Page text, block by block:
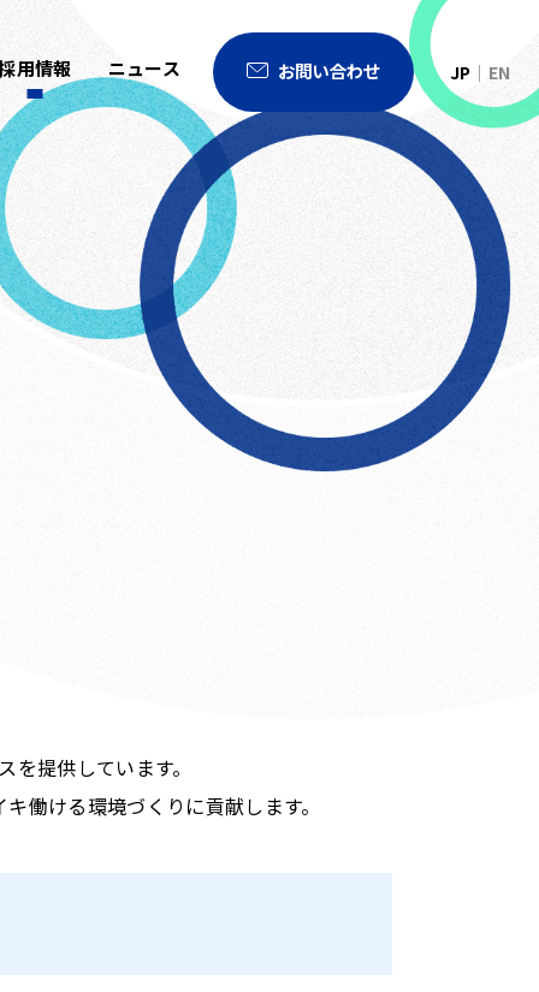
用情報 ニュース お問い合わせ JP EN
提供しています。
働ける環境づくりに貢献します。